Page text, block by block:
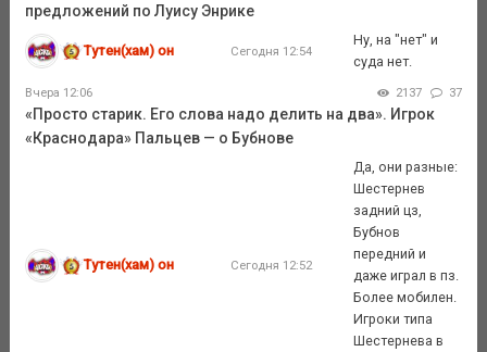
предложений по Луису Энрике
Тутен(хам) он Сегодня 12:54
Ну, на "нет" и
суда нет.
Вчера 12:06 2137 37
«Просто старик. Его слова надо делить на два». Игрок
«Краснодара» Пальцев — о Бубнове
Тутен(хам) он Сегодня 12:52
Да, они разные:
Шестернев
задний цз,
Бубнов
передний и
даже играл в пз.
Более мобилен.
Игроки типа
Шестернева в